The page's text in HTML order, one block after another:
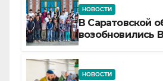
НОВОСТИ
В Саратовской
возобновились
НОВОСТИ